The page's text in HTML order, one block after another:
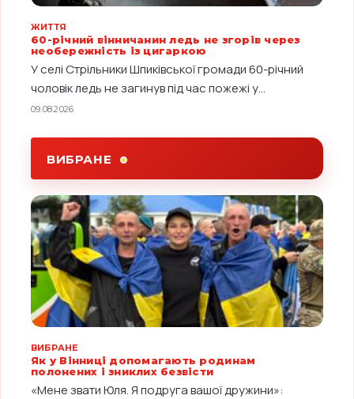
ЖИТТЯ
60-річний вінничанин ледь не згорів через
необережність із цигаркою
У селі Стрільники Шпиківської громади 60-річний
чоловік ледь не загинув під час пожежі у...
09.08.2026
ВИБРАНЕ
ВИБРАНЕ
Як у Вінниці допомагають родинам
полонених і зниклих безвісти
«Мене звати Юля. Я подруга вашої дружини»: